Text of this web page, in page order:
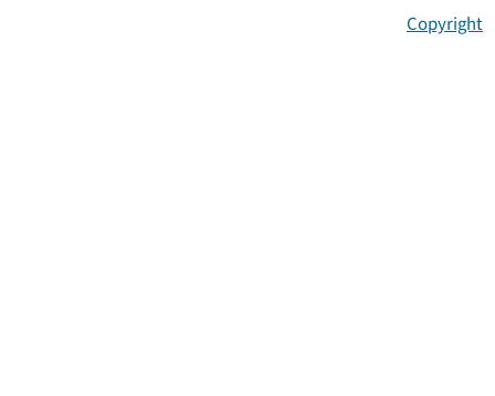
Copyright